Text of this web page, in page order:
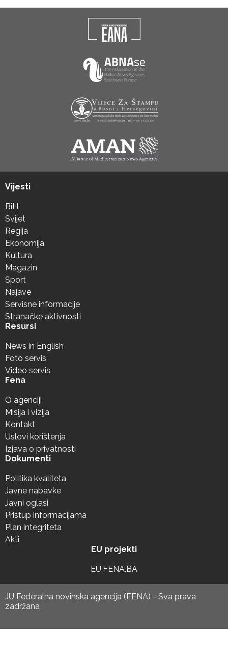
Vijesti
BiH
Svijet
Regija
Ekonomija
Kultura
Magazin
Sport
Najave
Servisne informacije
Stranačke aktivnosti
Resursi
News in English
Foto servis
Video servis
Fena
O agenciji
Misija i vizija
Kontakt
Uslovi korištenja
Izjava o privatnosti
Dokumenti
Politika kvaliteta
Javne nabavke
Javni oglasi
Pristup informacijama
Plan integriteta
Akti
EU projekti
EU.FENA.BA
JU Federalna novinska agencija (FENA) - Sva prava
zadržana